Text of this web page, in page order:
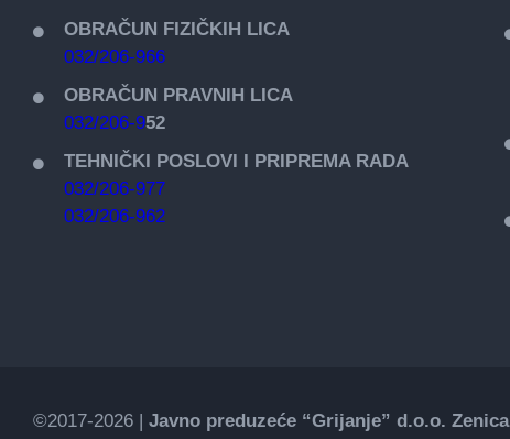
OBRAČUN FIZIČKIH LICA
032/206-966
OBRAČUN PRAVNIH LICA
032/206-952
TEHNIČKI POSLOVI I PRIPREMA RADA
032/206-977
032/206-962
©2017-2026 | Javno preduzeće “Grijanje” d.o.o. Zenica